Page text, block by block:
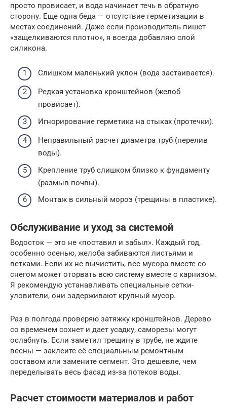
просто провисает, и вода начинает течь в обратную
сторону. Еще одна беда — отсутствие герметизации в
местах соединений. Даже если производитель пишет
«защелкиваются плотно», я всегда добавляю слой
силикона.
Слишком маленький уклон (вода застаивается).
Редкая установка кронштейнов (желоб
провисает).
Игнорирование герметика на стыках (протечки).
Неправильный расчет диаметра труб (перелив
воды).
Крепление труб слишком близко к фундаменту
(размыв почвы).
Монтаж в сильный мороз (трещины в пластике).
Обслуживание и уход за системой
Водосток — это не «поставил и забыл». Каждый год,
особенно осенью, желоба забиваются листьями и
ветками. Если их не вычистить, вес мусора вместе со
снегом может оторвать всю систему вместе с карнизом.
Я рекомендую устанавливать специальные сетки-
уловители, они задерживают крупный мусор.
Раз в полгода проверяю затяжку кронштейнов. Дерево
со временем сохнет и дает усадку, саморезы могут
ослабнуть. Если заметил трещину в трубе, не ждите
весны — заклеите её специальным ремонтным
составом или замените сегмент. Это дешевле, чем
переделывать весь фасад из-за потеков воды.
Расчет стоимости материалов и работ